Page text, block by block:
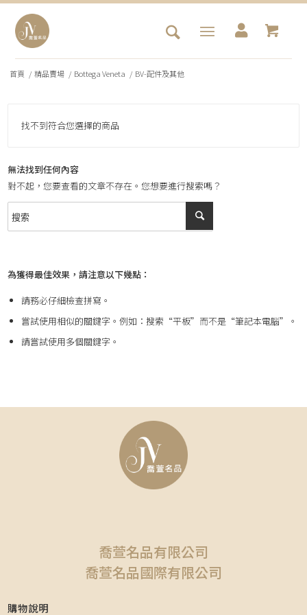
首頁 / 精品賣場 / Bottega Veneta / BV-配件及其他
找不到符合您選擇的商品
無法找到任何內容
對不起，您要查看的文章不存在。您想要進行搜索嗎？
為獲得最佳效果，請注意以下幾點：
請務必仔細檢查拼寫。
嘗試使用相似的關鍵字。例如：搜索“平板”而不是“筆記本電腦”。
請嘗試使用多個關鍵字。
喬萱名品有限公司
喬萱名品國際有限公司
購物說明